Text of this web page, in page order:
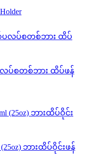
ပ်စတစ်ဘား ထိပ်ဖန်
ဘားထိပ်ဝိုင်းဖန်